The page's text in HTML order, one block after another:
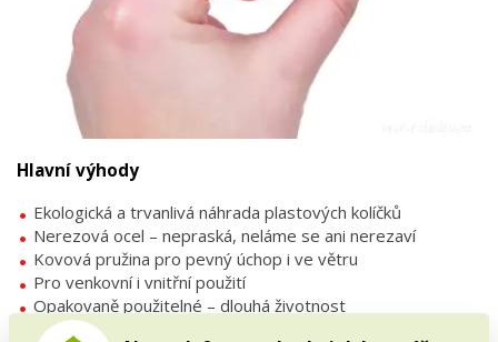
Hlavní výhody
Ekologická a trvanlivá náhrada plastových kolíčků
Nerezová ocel – nepraská, neláme se ani nerezaví
Kovová pružina pro pevný úchop i ve větru
Pro venkovní i vnitřní použití
Opakovaně použitelné – dlouhá životnost